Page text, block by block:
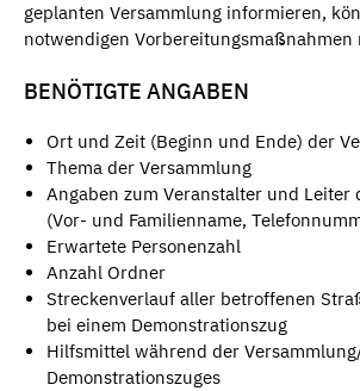
geplanten Versammlung informieren,
notwendigen
BENÖTIGTE ANGABEN
Ort und Zeit (Beginn und Ende) der
Thema der Versammlung
Angaben zum Veranstalter und Leiter
(Vor- und Familienname,
Erwartete Personenzahl
Anzahl Ordner
Streckenverlauf aller betroffenen
bei einem Demonstrationszug
Hilfsmittel während der
Demonstrationszuges